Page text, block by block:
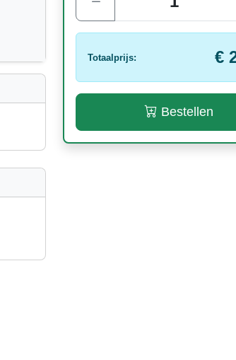
Totaalprijs: €
Bestellen